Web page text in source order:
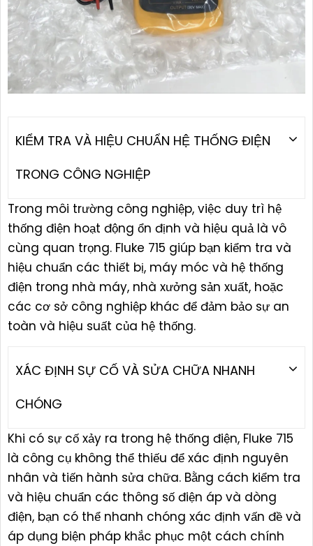
KIỂM TRA VÀ HIỆU CHUẨN HỆ THỐNG ĐIỆN
TRONG CÔNG NGHIỆP
Trong môi trường công nghiệp, việc duy trì hệ
thống điện hoạt động ổn định và hiệu quả là vô
cùng quan trọng. Fluke 715 giúp bạn kiểm tra và
hiệu chuẩn các thiết bị, máy móc và hệ thống
điện trong nhà máy, nhà xưởng sản xuất, hoặc
các cơ sở công nghiệp khác để đảm bảo sự an
toàn và hiệu suất của hệ thống.
XÁC ĐỊNH SỰ CỐ VÀ SỬA CHỮA NHANH
CHÓNG
Khi có sự cố xảy ra trong hệ thống điện, Fluke 715
là công cụ không thể thiếu để xác định nguyên
nhân và tiến hành sửa chữa. Bằng cách kiểm tra
và hiệu chuẩn các thông số điện áp và dòng
điện, bạn có thể nhanh chóng xác định vấn đề và
áp dụng biện pháp khắc phục một cách chính